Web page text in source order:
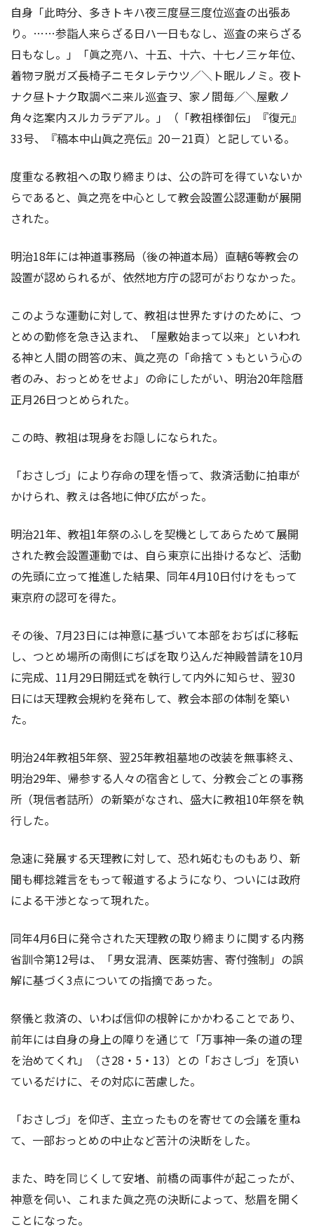
自身「此時分、多きトキハ夜三度昼三度位巡査の出張あ
り。……参詣人来らざる日ハ一日もなし、巡査の来らざる
日もなし。」「眞之亮ハ、十五、十六、十七ノ三ヶ年位、
着物ヲ脱ガズ長椅子ニモタレテウツ／＼ト眠ルノミ。夜ト
ナク昼トナク取調べニ来ル巡査ヲ、家ノ間毎／＼屋敷ノ
角々迄案内スルカラデアル。」（「教祖様御伝」『復元』
33号、『稿本中山眞之亮伝』20－21頁）と記している。
度重なる教祖への取り締まりは、公の許可を得ていないか
らであると、眞之亮を中心として教会設置公認運動が展開
された。
明治18年には神道事務局（後の神道本局）直轄6等教会の
設置が認められるが、依然地方庁の認可がおりなかった。
このような運動に対して、教祖は世界たすけのために、つ
とめの勤修を急き込まれ、「屋敷始まって以来」といわれ
る神と人間の問答の末、眞之亮の「命捨てゝもという心の
者のみ、おっとめをせよ」の命にしたがい、明治20年陰暦
正月26日つとめられた。
この時、教祖は現身をお隠しになられた。
「おさしづ」により存命の理を悟って、救済活動に拍車が
かけられ、教えは各地に伸び広がった。
明治21年、教祖1年祭のふしを契機としてあらためて展開
された教会設置運動では、自ら東京に出掛けるなど、活動
の先頭に立って推進した結果、同年4月10日付けをもって
東京府の認可を得た。
その後、7月23日には神意に基づいて本部をおぢばに移転
し、つとめ場所の南側にぢばを取り込んだ神殿普請を10月
に完成、11月29日開廷式を執行して内外に知らせ、翌30
日には天理教会規約を発布して、教会本部の体制を築い
た。
明治24年教祖5年祭、翌25年教祖墓地の改装を無事終え、
明治29年、帰参する人々の宿舎として、分教会ごとの事務
所（現信者詰所）の新築がなされ、盛大に教祖10年祭を執
行した。
急速に発展する天理教に対して、恐れ妬むものもあり、新
聞も椰捻雑言をもって報道するようになり、ついには政府
による干渉となって現れた。
同年4月6日に発令された天理教の取り締まりに関する内務
省訓令第12号は、「男女混清、医薬妨害、寄付強制」の誤
解に基づく3点についての指摘であった。
祭儀と救済の、いわば信仰の根幹にかかわることであり、
前年には自身の身上の障りを通じて「万事神一条の道の理
を治めてくれ」（さ28・5・13）との「おさしづ」を頂い
ているだけに、その対応に苦慮した。
「おさしづ」を仰ぎ、主立ったものを寄せての会議を重ね
て、一部おっとめの中止など苦汁の決断をした。
また、時を同じくして安堵、前橋の両事件が起こったが、
神意を伺い、これまた眞之亮の決断によって、愁眉を開く
ことになった。